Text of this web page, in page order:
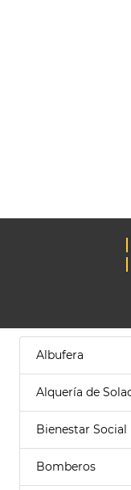
Albufera
Alquería de
Bienestar Social
Bomberos